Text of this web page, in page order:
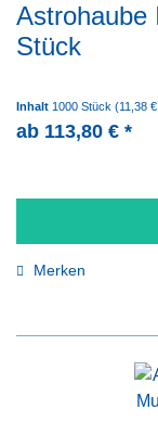
Astrohaube
Stück
Inhalt 1000 Stück (11,38
ab 113,80 € *
Merken